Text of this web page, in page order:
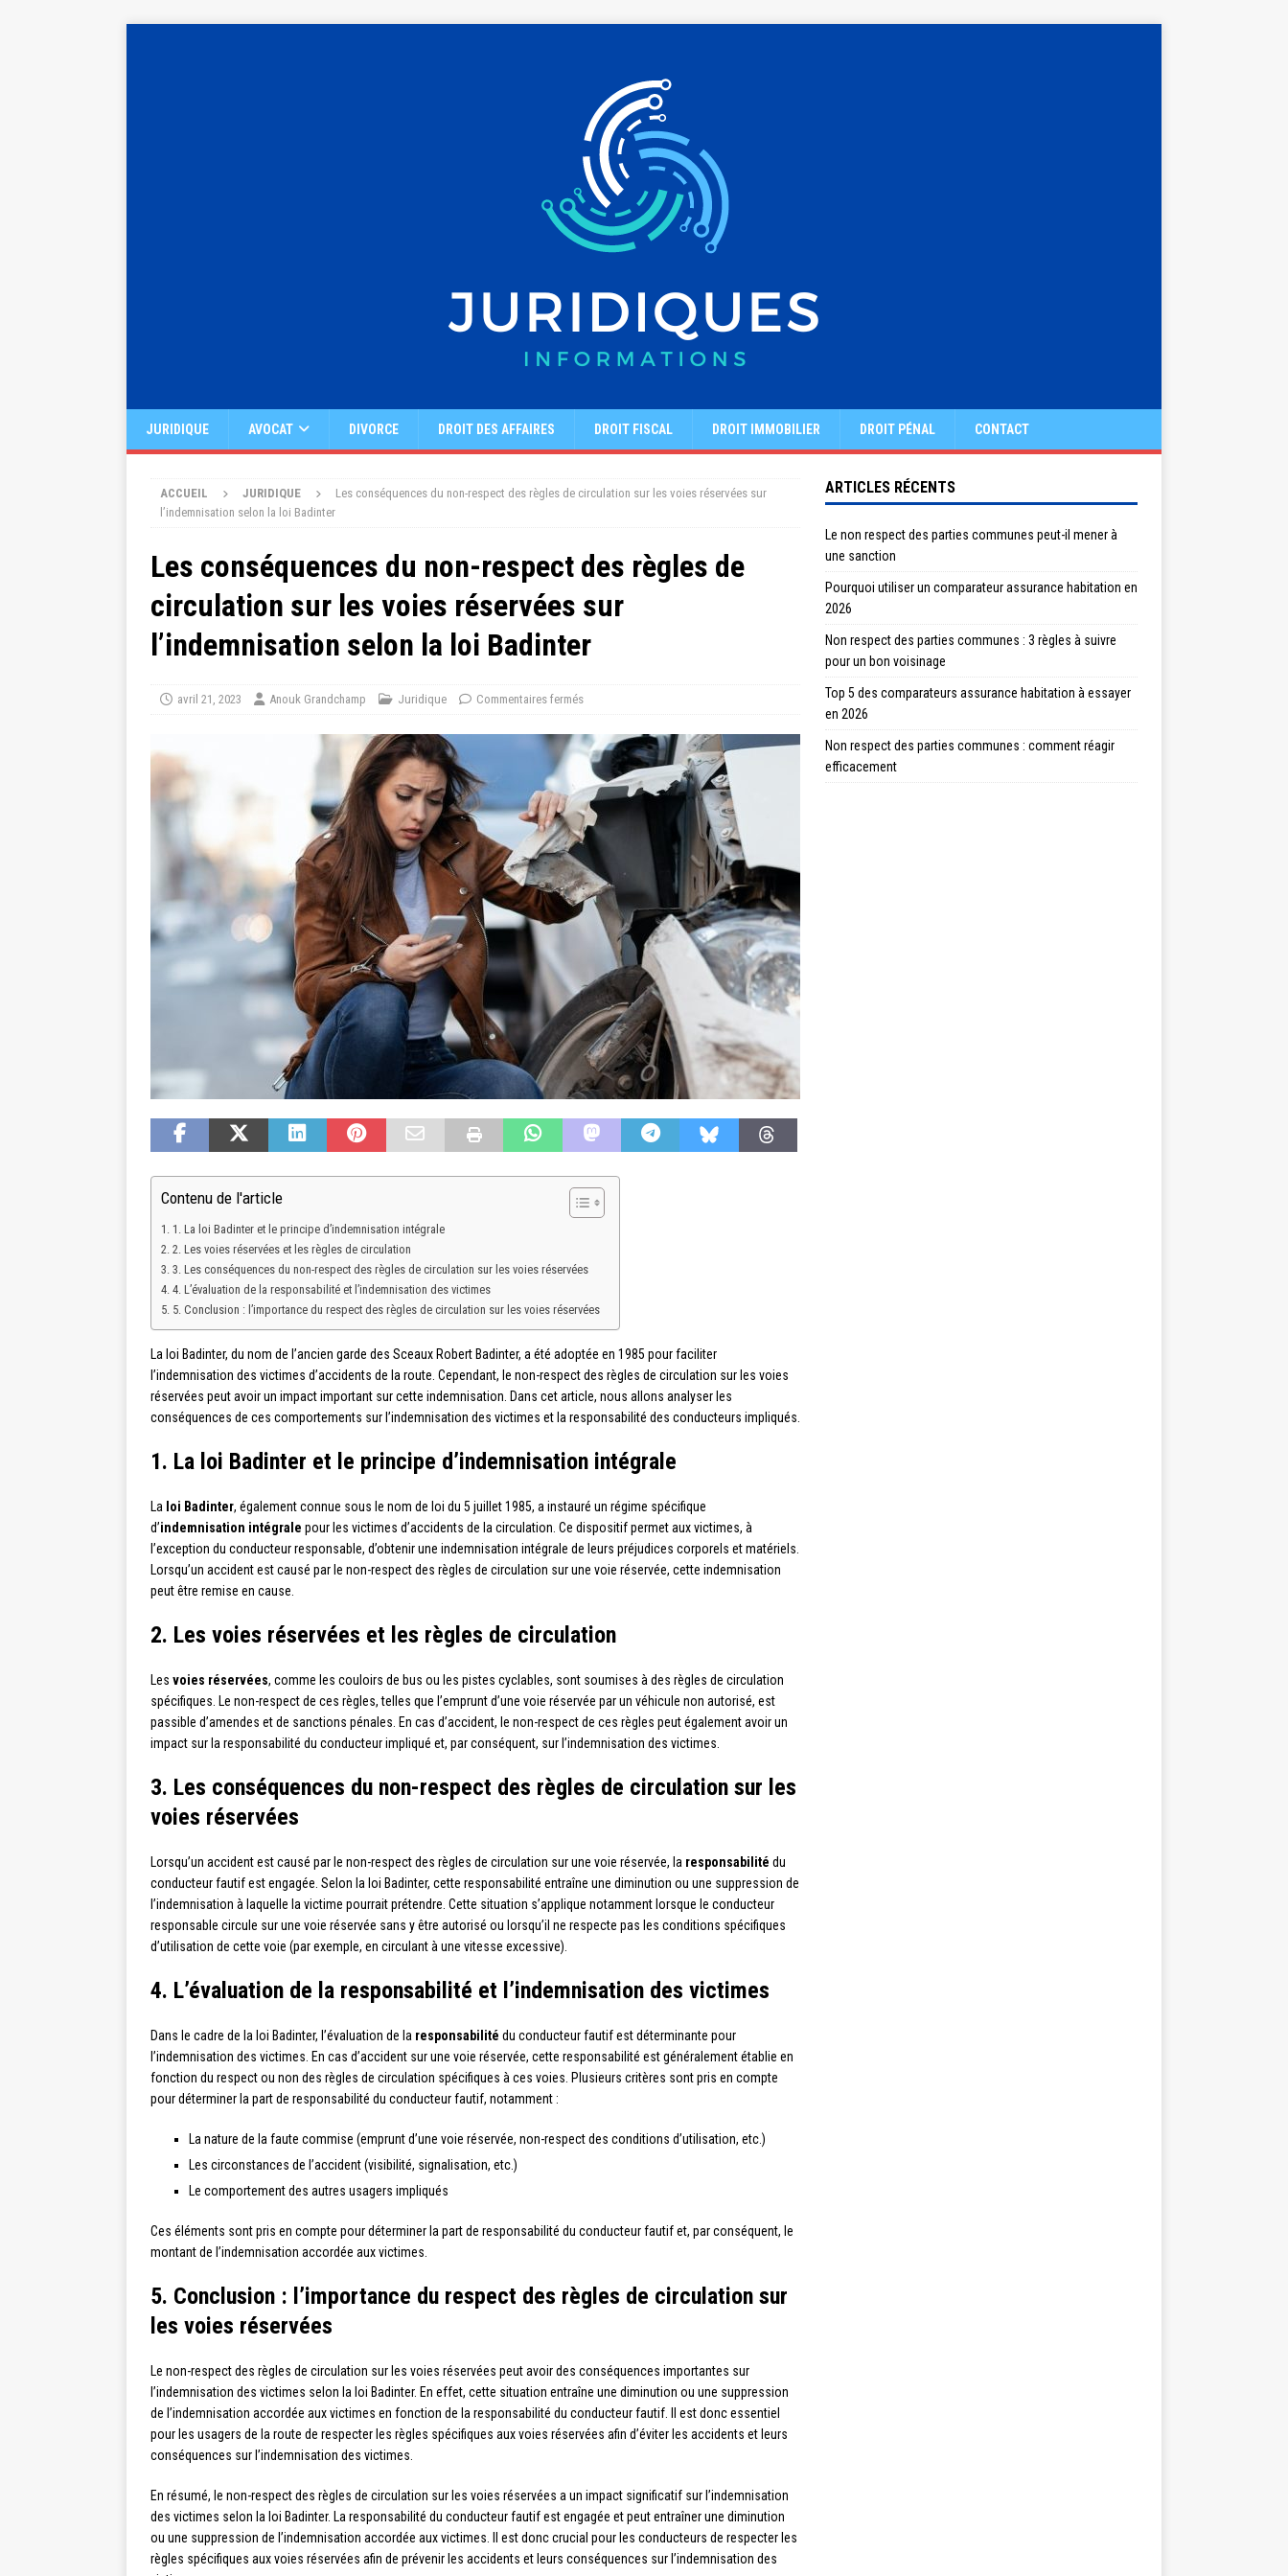
JURIDIQUE AVOCAT DIVORCE DROIT DES AFFAIRES DROIT FISCAL DROIT IMMOBILIER DROIT PÉNAL CONTACT
ACCUEIL JURIDIQUE
Les conséquences du non-respect des règles de circulation sur les voies réservées sur
l’indemnisation selon la loi Badinter
Les conséquences du non-respect des règles de
circulation sur les voies réservées sur
l’indemnisation selon la loi Badinter
avril 21, 2023 Anouk Grandchamp Juridique Commentaires fermés
Contenu de l'article
1. La loi Badinter et le principe d’indemnisation intégrale
2. Les voies réservées et les règles de circulation
3. Les conséquences du non-respect des règles de circulation sur les voies réservées
4. L’évaluation de la responsabilité et l’indemnisation des victimes
5. Conclusion : l’importance du respect des règles de circulation sur les voies réservées
La loi Badinter, du nom de l’ancien garde des Sceaux Robert Badinter, a été adoptée en 1985 pour faciliter
l’indemnisation des victimes d’accidents de la route. Cependant, le non-respect des règles de circulation sur les voies
réservées peut avoir un impact important sur cette indemnisation. Dans cet article, nous allons analyser les
conséquences de ces comportements sur l’indemnisation des victimes et la responsabilité des conducteurs impliqués.
1. La loi Badinter et le principe d’indemnisation intégrale
La loi Badinter, également connue sous le nom de loi du 5 juillet 1985, a instauré un régime spécifique
d’indemnisation intégrale pour les victimes d’accidents de la circulation. Ce dispositif permet aux victimes, à
l’exception du conducteur responsable, d’obtenir une indemnisation intégrale de leurs préjudices corporels et matériels.
Lorsqu’un accident est causé par le non-respect des règles de circulation sur une voie réservée, cette indemnisation
peut être remise en cause.
2. Les voies réservées et les règles de circulation
Les voies réservées, comme les couloirs de bus ou les pistes cyclables, sont soumises à des règles de circulation
spécifiques. Le non-respect de ces règles, telles que l’emprunt d’une voie réservée par un véhicule non autorisé, est
passible d’amendes et de sanctions pénales. En cas d’accident, le non-respect de ces règles peut également avoir un
impact sur la responsabilité du conducteur impliqué et, par conséquent, sur l’indemnisation des victimes.
3. Les conséquences du non-respect des règles de circulation sur les
voies réservées
Lorsqu’un accident est causé par le non-respect des règles de circulation sur une voie réservée, la responsabilité du
conducteur fautif est engagée. Selon la loi Badinter, cette responsabilité entraîne une diminution ou une suppression de
l’indemnisation à laquelle la victime pourrait prétendre. Cette situation s’applique notamment lorsque le conducteur
responsable circule sur une voie réservée sans y être autorisé ou lorsqu’il ne respecte pas les conditions spécifiques
d’utilisation de cette voie (par exemple, en circulant à une vitesse excessive).
4. L’évaluation de la responsabilité et l’indemnisation des victimes
Dans le cadre de la loi Badinter, l’évaluation de la responsabilité du conducteur fautif est déterminante pour
l’indemnisation des victimes. En cas d’accident sur une voie réservée, cette responsabilité est généralement établie en
fonction du respect ou non des règles de circulation spécifiques à ces voies. Plusieurs critères sont pris en compte
pour déterminer la part de responsabilité du conducteur fautif, notamment :
La nature de la faute commise (emprunt d’une voie réservée, non-respect des conditions d’utilisation, etc.)
Les circonstances de l’accident (visibilité, signalisation, etc.)
Le comportement des autres usagers impliqués
Ces éléments sont pris en compte pour déterminer la part de responsabilité du conducteur fautif et, par conséquent, le
montant de l’indemnisation accordée aux victimes.
5. Conclusion : l’importance du respect des règles de circulation sur
les voies réservées
Le non-respect des règles de circulation sur les voies réservées peut avoir des conséquences importantes sur
l’indemnisation des victimes selon la loi Badinter. En effet, cette situation entraîne une diminution ou une suppression
de l’indemnisation accordée aux victimes en fonction de la responsabilité du conducteur fautif. Il est donc essentiel
pour les usagers de la route de respecter les règles spécifiques aux voies réservées afin d’éviter les accidents et leurs
conséquences sur l’indemnisation des victimes.
En résumé, le non-respect des règles de circulation sur les voies réservées a un impact significatif sur l’indemnisation
des victimes selon la loi Badinter. La responsabilité du conducteur fautif est engagée et peut entraîner une diminution
ou une suppression de l’indemnisation accordée aux victimes. Il est donc crucial pour les conducteurs de respecter les
règles spécifiques aux voies réservées afin de prévenir les accidents et leurs conséquences sur l’indemnisation des
ARTICLES RÉCENTS
Le non respect des parties communes peut-il mener à
une sanction
Pourquoi utiliser un comparateur assurance habitation en
2026
Non respect des parties communes : 3 règles à suivre
pour un bon voisinage
Top 5 des comparateurs assurance habitation à essayer
en 2026
Non respect des parties communes : comment réagir
efficacement